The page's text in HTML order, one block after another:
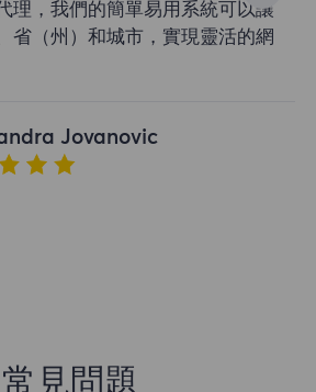
理，我們的簡單易用系統可以讓
省（州）和城市，實現靈活的網
Jovanovic
常見問題